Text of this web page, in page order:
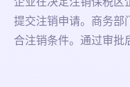
提交注销申请。商务部
合注销条件。通过审批